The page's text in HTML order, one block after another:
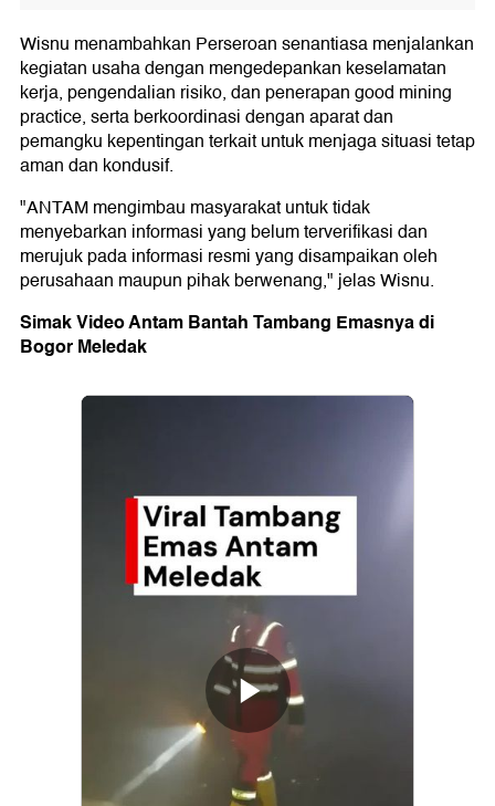
Wisnu menambahkan Perseroan senantiasa menjalankan
kegiatan usaha dengan mengedepankan keselamatan
kerja, pengendalian risiko, dan penerapan good mining
practice, serta berkoordinasi dengan aparat dan
pemangku kepentingan terkait untuk menjaga situasi tetap
aman dan kondusif.
"ANTAM mengimbau masyarakat untuk tidak
menyebarkan informasi yang belum terverifikasi dan
merujuk pada informasi resmi yang disampaikan oleh
perusahaan maupun pihak berwenang," jelas Wisnu.
Simak Video Antam Bantah Tambang Emasnya di
Bogor Meledak